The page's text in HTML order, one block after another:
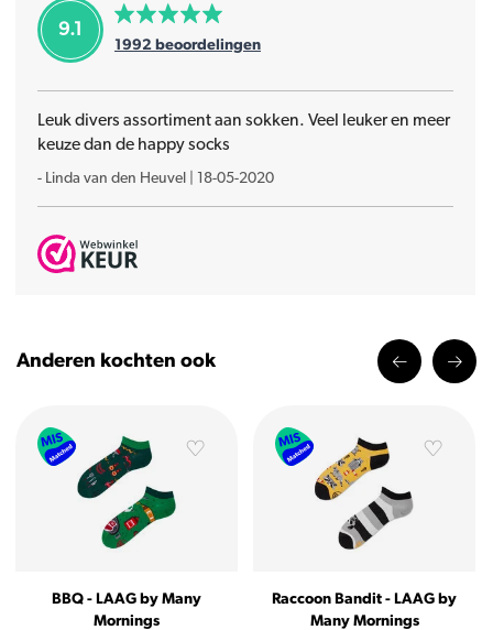
9.1
1992 beoordelingen
Leuk divers assortiment aan sokken. Veel leuker en meer
keuze dan de happy socks
- Linda van den Heuvel 18-05-2020
Anderen kochten ook
BBQ - LAAG by Many
Mornings
Raccoon Bandit - LAAG by
Many Mornings